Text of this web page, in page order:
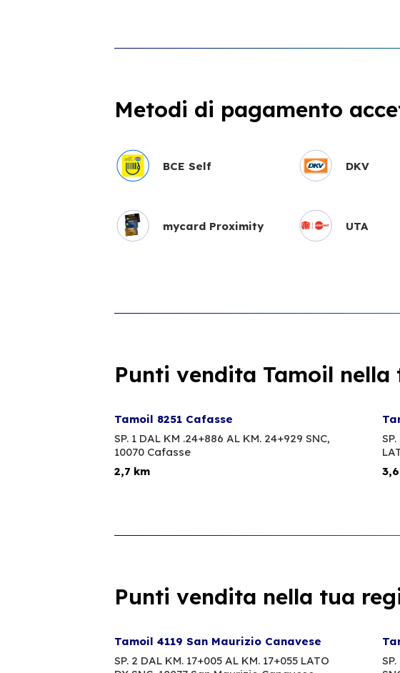
Metodi di pagamento
BCE Self DKV
mycard Proximity UTA
Punti vendita Tamoil nella
Tamoil 8251 Cafasse
SP. 1 DAL KM .24+886 AL KM. 24+929 SNC,
10070 Cafasse
2,7 km
Punti vendita nella tua
Tamoil 4119 San Maurizio Canavese
SP. 2 DAL KM. 17+005 AL KM. 17+055 LATO